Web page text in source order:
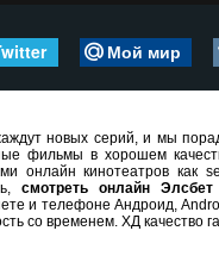
Мой мир
новых серий, и мы
фильмы в хорошем
онлайн кинотеатров как
смотреть онлайн
и телефоне Андроид,
со временем. ХД качество